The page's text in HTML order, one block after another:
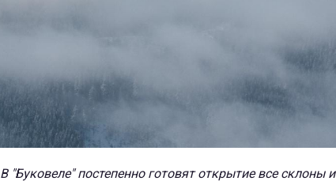
В "Буковеле" постепенно готовят открытие все склоны